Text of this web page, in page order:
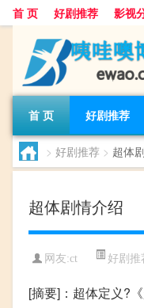
首 页 好剧推荐 影视
首 页 好剧推荐
> 好剧推荐 > 超体
超体剧情介绍
网友:ct 好剧推
[摘要]：超体定义?